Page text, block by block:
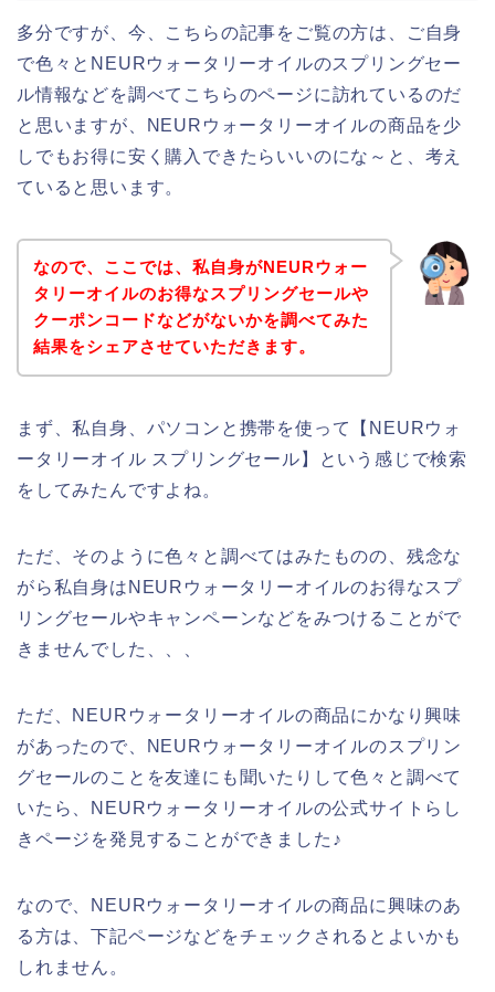
多分ですが、今、こちらの記事をご覧の方は、ご自身
で色々とNEURウォータリーオイルのスプリングセー
ル情報などを調べてこちらのページに訪れているのだ
と思いますが、NEURウォータリーオイルの商品を少
しでもお得に安く購入できたらいいのにな～と、考え
ていると思います。
なので、ここでは、私自身がNEURウォー
タリーオイルのお得なスプリングセールや
クーポンコードなどがないかを調べてみた
結果をシェアさせていただきます。
まず、私自身、パソコンと携帯を使って【NEURウォ
ータリーオイル スプリングセール】という感じで検索
をしてみたんですよね。
ただ、そのように色々と調べてはみたものの、残念な
がら私自身はNEURウォータリーオイルのお得なスプ
リングセールやキャンペーンなどをみつけることがで
きませんでした、、、
ただ、NEURウォータリーオイルの商品にかなり興味
があったので、NEURウォータリーオイルのスプリン
グセールのことを友達にも聞いたりして色々と調べて
いたら、NEURウォータリーオイルの公式サイトらし
きページを発見することができました♪
なので、NEURウォータリーオイルの商品に興味のあ
る方は、下記ページなどをチェックされるとよいかも
しれません。